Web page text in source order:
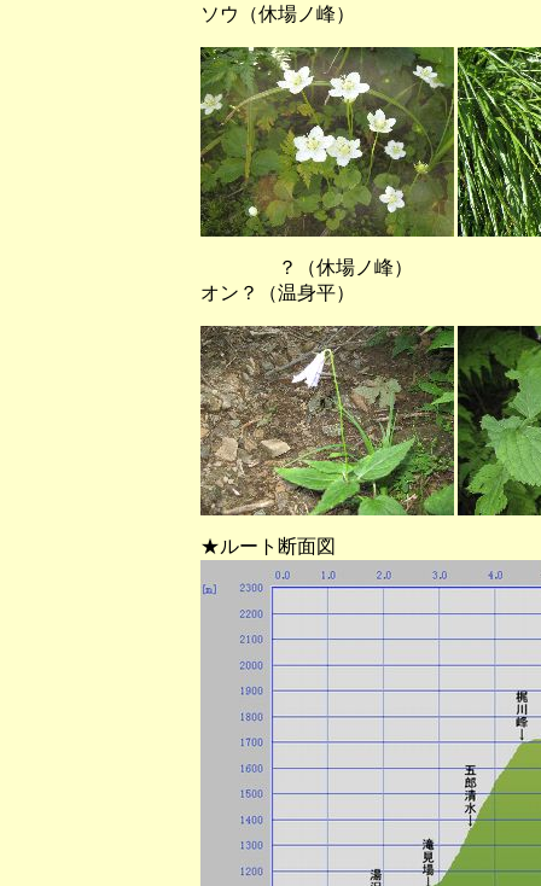
ソウ（休場ノ峰）
？（休場ノ峰） イヌ
オン？（温身平）
★ルート断面図